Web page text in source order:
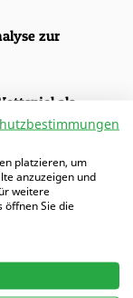
zur
als
zum Erfolg
platzieren, um
anzuzeigen und
weitere
öffnen Sie die